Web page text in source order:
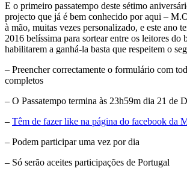
E o primeiro passatempo deste sétimo
projecto que já é bem conhecido por aqui –
à mão, muitas vezes personalizado, e este ano
2016 belíssima para sortear entre os leitores do
habilitarem a ganhá-la basta que respeitem o
– Preencher correctamente o formulário com
completos
– O Passatempo termina às 23h59m dia 21 de
– Têm de fazer like na página do facebook da
– Podem participar uma vez por dia
– Só serão aceites participações de Portugal